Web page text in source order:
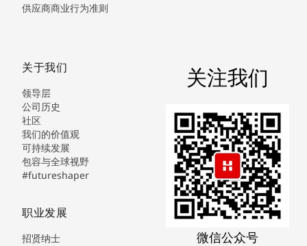
供应商商业行为准则
关于我们
领导层
公司历史
社区
我们的价值观
可持续发展
包容与全球视野
#futureshaper
职业发展
招贤纳士
关注我们
微信公众号